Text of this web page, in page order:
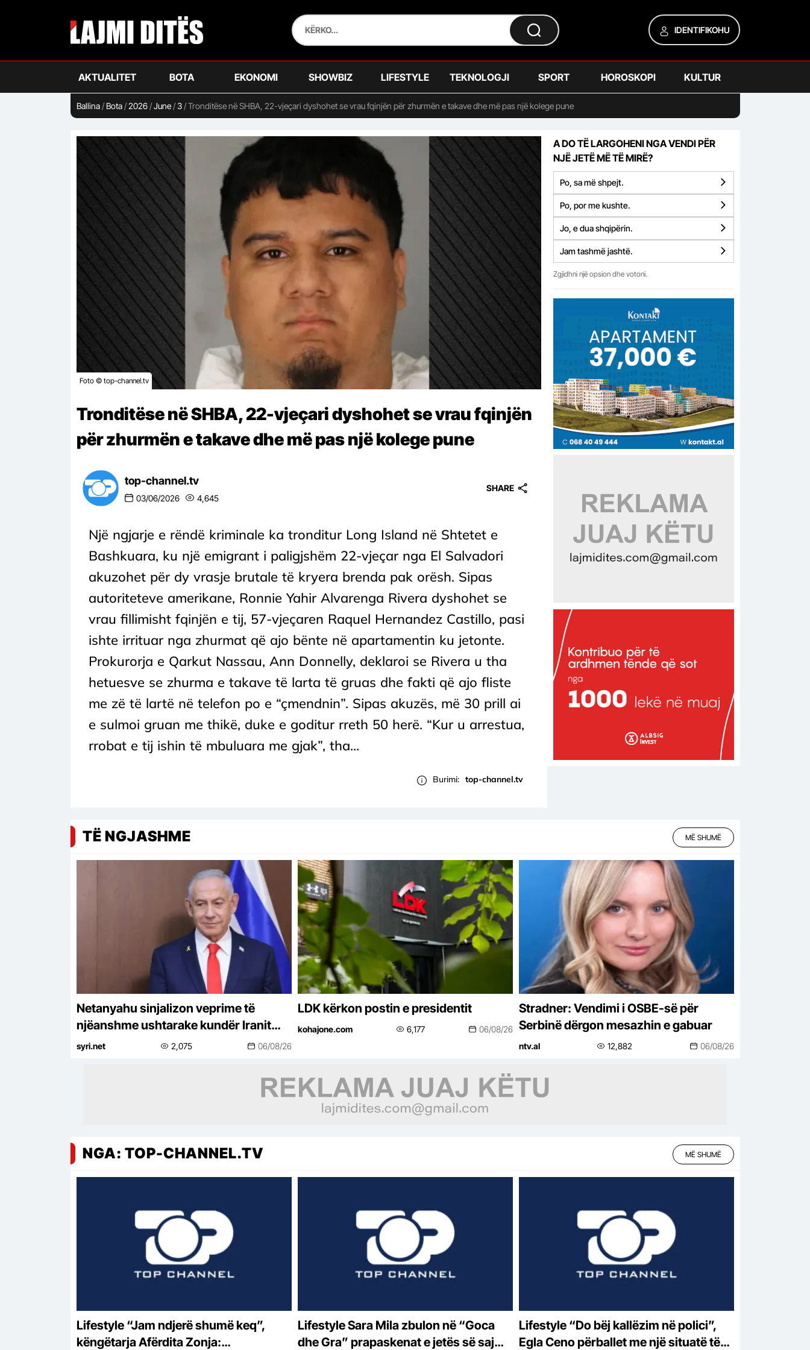
IDENTIFIKOHU
AKTUALITET BOTA EKONOMI SHOWBIZ LIFESTYLE TEKNOLOGJI SPORT HOROSKOPI KULTUR
Ballina/ Bota/2026/June/3/Tronditëse në SHBA, 22-vjeçari dyshohet se vrau fqinjën për zhurmën e takave dhe më pas një kolege pune
Foto © top-channel.tv
Tronditëse në SHBA, 22-vjeçari dyshohet se vrau fqinjën
për zhurmën e takave dhe më pas një kolege pune
top-channel.tv
03/06/2026 4,645
SHARE
Një ngjarje e rëndë kriminale ka tronditur Long Island në Shtetet e
Bashkuara, ku një emigrant i paligjshëm 22-vjeçar nga El Salvadori
akuzohet për dy vrasje brutale të kryera brenda pak orësh. Sipas
autoriteteve amerikane, Ronnie Yahir Alvarenga Rivera dyshohet se
vrau fillimisht fqinjën e tij, 57-vjeçaren Raquel Hernandez Castillo, pasi
ishte irrituar nga zhurmat që ajo bënte në apartamentin ku jetonte.
Prokurorja e Qarkut Nassau, Ann Donnelly, deklaroi se Rivera u tha
hetuesve se zhurma e takave të larta të gruas dhe fakti që ajo fliste
me zë të lartë në telefon po e “çmendnin”. Sipas akuzës, më 30 prill ai
e sulmoi gruan me thikë, duke e goditur rreth 50 herë. “Kur u arrestua,
rrobat e tij ishin të mbuluara me gjak”, tha...
Burimi: top-channel.tv
A DO TË LARGOHENI NGA VENDI PËR
NJË JETË MË TË MIRË?
Po, sa më shpejt.
Po, por me kushte.
Jo, e dua shqipërin.
Jam tashmë jashtë.
Zgjidhni një opsion dhe votoni.
TË NGJASHME MË SHUMË
Netanyahu sinjalizon veprime të
njëanshme ushtarake kundër Iranit
pavarësisht përpjekjeve rajonale për
syri.net 2,075 06/08/26
LDK kërkon postin e presidentit
kohajone.com 6,177 06/08/26
Stradner: Vendimi i OSBE-së për
Serbinë dërgon mesazhin e gabuar
ntv.al 12,882 06/08/26
NGA: TOP-CHANNEL.TV MË SHUMË
Lifestyle “Jam ndjerë shumë keq”,
këngëtarja Afërdita Zonja:
Lifestyle Sara Mila zbulon në “Goca
dhe Gra” prapaskenat e jetës së saj
Lifestyle “Do bëj kallëzim në polici”,
Egla Ceno përballet me një situatë të